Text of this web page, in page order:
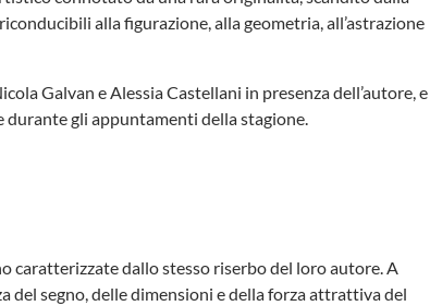
alla figurazione, alla geometria, all’astrazione
Galvan e Alessia Castellani in presenza dell’autore, e
gli appuntamenti della stagione.
caratterizzate dallo stesso riserbo del loro autore. A
del segno, delle dimensioni e della forza attrattiva del